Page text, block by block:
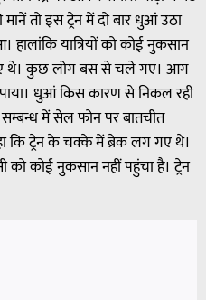
तो इस ट्रेन में दो बार धुआं उठा
यात्रियों को कोई नुकसान
थे। कुछ लोग बस से चले गए। आग
धुआं किस कारण से निकल रही
में सेल फोन पर बातचीत
कि ट्रेन के चक्के में ब्रेक लग गए थे।
कोई नुकसान नहीं पहुंचा है। ट्रेन